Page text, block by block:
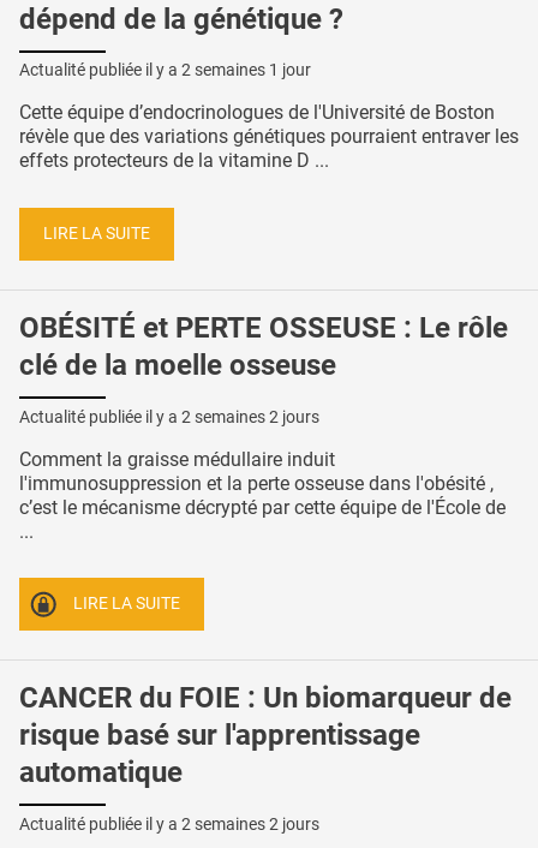
dépend de la génétique ?
Actualité publiée il y a 2 semaines 1 jour
Cette équipe d’endocrinologues de l'Université de Boston
révèle que des variations génétiques pourraient entraver les
effets protecteurs de la vitamine D ...
LIRE LA SUITE
OBÉSITÉ et PERTE OSSEUSE : Le rôle
clé de la moelle osseuse
Actualité publiée il y a 2 semaines 2 jours
Comment la graisse médullaire induit
l'immunosuppression et la perte osseuse dans l'obésité ,
c’est le mécanisme décrypté par cette équipe de l'École de
...
LIRE LA SUITE
CANCER du FOIE : Un biomarqueur de
risque basé sur l'apprentissage
automatique
Actualité publiée il y a 2 semaines 2 jours